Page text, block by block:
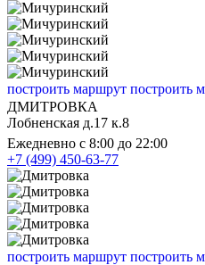
построить маршрут построить
ДМИТРОВКА
Лобненская д.17 к.8
Ежедневно с 8:00 до 22:00
+7 (499) 450-63-77
построить маршрут построить